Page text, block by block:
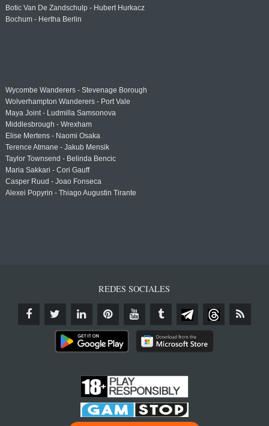
Botic Van De Zandschulp - Hubert Hurkacz
Bochum - Hertha Berlin
Wycombe Wanderers - Stevenage Borough
Wolverhampton Wanderers - Port Vale
Maya Joint - Ludmilla Samsonova
Middlesbrough - Wrexham
Elise Mertens - Naomi Osaka
Terence Atmane - Jakub Mensik
Taylor Townsend - Belinda Bencic
Maria Sakkari - Cori Gauff
Casper Ruud - Joao Fonseca
Alexei Popyrin - Thiago Augustin Tirante
REDES SOCIALES